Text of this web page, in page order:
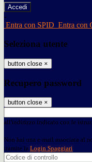
-
Entra con SPID Entra con
Seleziona utente
button close ×
Recupero password
button close ×
all'indirizzo indicato con le
Non hai una e-mail associata al
tramite la Login Spaggiari